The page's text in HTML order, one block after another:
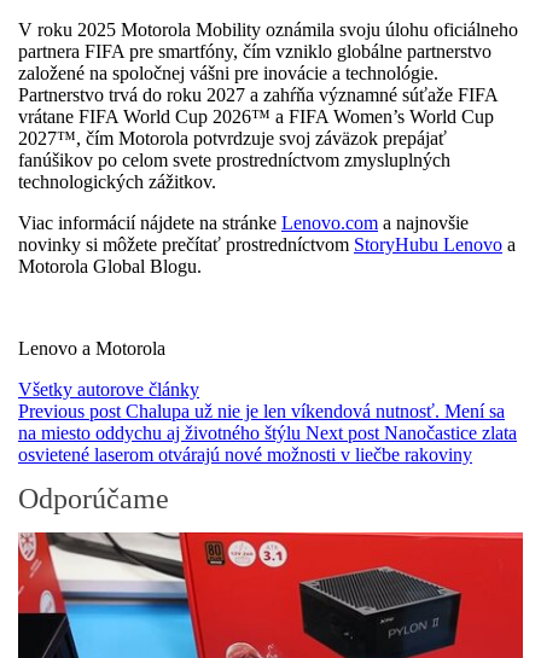
V roku 2025 Motorola Mobility oznámila svoju úlohu oficiálneho
partnera FIFA pre smartfóny, čím vzniklo globálne partnerstvo
založené na spoločnej vášni pre inovácie a technológie.
Partnerstvo trvá do roku 2027 a zahŕňa významné súťaže FIFA
vrátane FIFA World Cup 2026™ a FIFA Women’s World Cup
2027™, čím Motorola potvrdzuje svoj záväzok prepájať
fanúšikov po celom svete prostredníctvom zmysluplných
technologických zážitkov.
Viac informácií nájdete na stránke Lenovo.com a najnovšie
novinky si môžete prečítať prostredníctvom StoryHubu Lenovo a
Motorola Global Blogu.
Lenovo a Motorola
Všetky autorove články
Previous post Chalupa už nie je len víkendová nutnosť. Mení sa
na miesto oddychu aj životného štýlu Next post Nanočastice zlata
osvietené laserom otvárajú nové možnosti v liečbe rakoviny
Odporúčame